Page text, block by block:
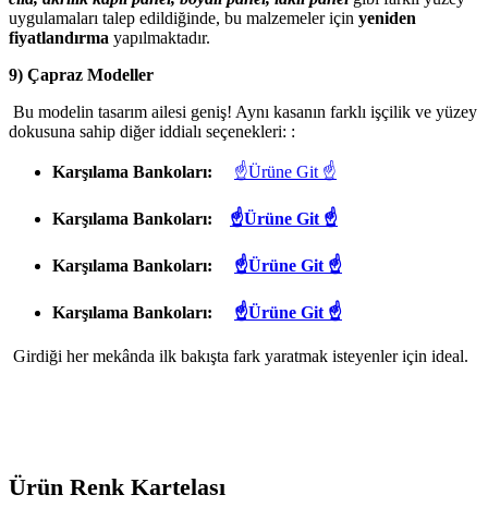
uygulamaları talep edildiğinde, bu malzemeler için yeniden
fiyatlandırma yapılmaktadır.
9) Çapraz Modeller
Bu modelin tasarım ailesi geniş! Aynı kasanın farklı işçilik ve yüzey
dokusuna sahip diğer iddialı seçenekleri: :
Karşılama Bankoları: ☝Ürüne Git ☝
Karşılama Bankoları: ☝Ürüne Git ☝
Karşılama Bankoları: ☝Ürüne Git ☝
Karşılama Bankoları: ☝Ürüne Git ☝
Girdiği her mekânda ilk bakışta fark yaratmak isteyenler için ideal.
Ürün Renk Kartelası